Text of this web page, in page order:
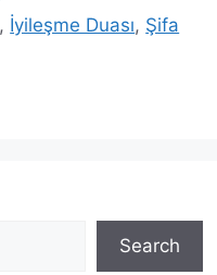
, İyileşme Duası, Şifa
Search